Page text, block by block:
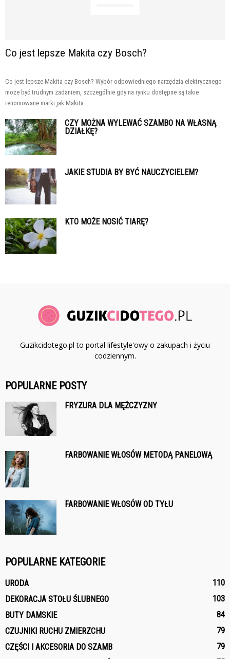
Co jest lepsze Makita czy Bosch?
Co jest lepsze Makita czy Bosch? Wybór odpowiedniego narzędzia elektrycznego
może być trudnym zadaniem, szczególnie gdy na rynku dostępne są takie
renomowane marki jak Makita...
CZY MOŻNA WYLEWAĆ SZAMBO NA WŁASNĄ
DZIAŁKĘ?
JAKIE STUDIA BY BYĆ NAUCZYCIELEM?
KTO MOŻE NOSIĆ TIARĘ?
Guzikcidotego.pl to portal lifestyle'owy o zakupach i życiu
codziennym.
POPULARNE POSTY
FRYZURA DLA MĘŻCZYZNY
FARBOWANIE WŁOSÓW METODĄ PANELOWĄ
FARBOWANIE WŁOSÓW OD TYŁU
POPULARNE KATEGORIE
URODA
110
DEKORACJA STOŁU ŚLUBNEGO
103
BUTY DAMSKIE
84
CZUJNIKI RUCHU ZMIERZCHU
79
CZĘŚCI I AKCESORIA DO SZAMB
79